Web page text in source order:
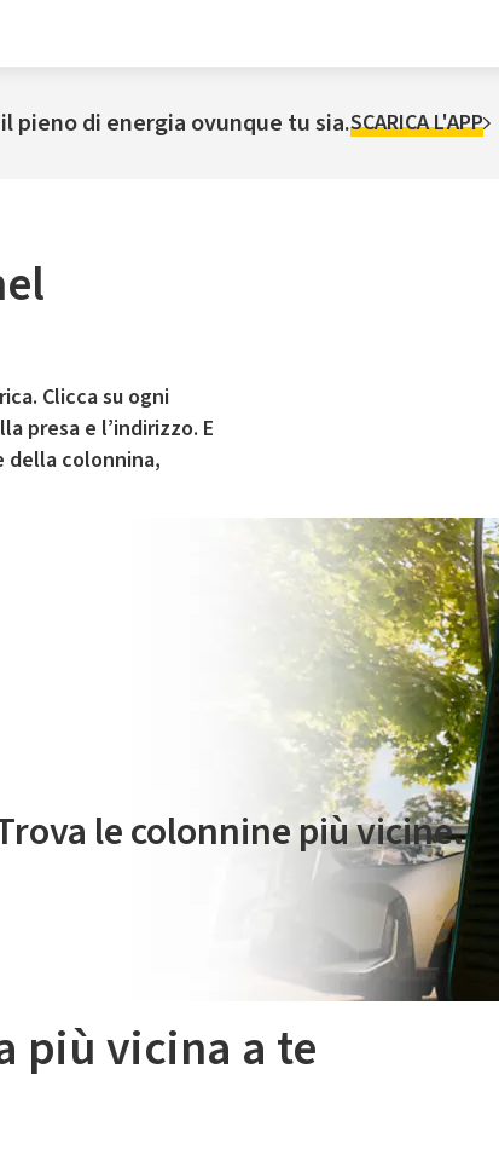
il pieno di energia ovunque tu sia.SCARICA L'APP
Clicca su ogni
presa e l’indirizzo. E
della colonnina,
di mobilità elettrica è gestito da Plenitude On The Road
le colonnine più vicine.
più vicina a te